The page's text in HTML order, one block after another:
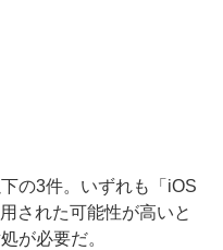
の3件。いずれも「iOS
された可能性が高いと
が必要だ。